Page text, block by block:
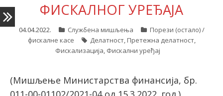
Претплата
Пријава
latinica
ФИСКАЛНОГ УРЕЂАЈА
04.04.2022. Службена мишљења
Порези (остало) /
фискалне касе
Делатност, Претежна делатност,
Фискализација, Фискални уређај
(Мишљење Министарства финансија, бр.